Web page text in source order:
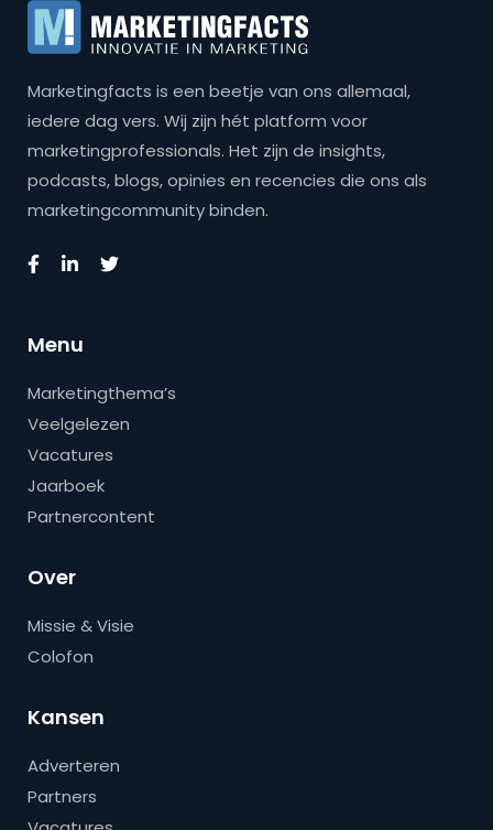
Marketingfacts is een beetje van ons allemaal,
iedere dag vers. Wij zijn hét platform voor
marketingprofessionals. Het zijn de insights,
podcasts, blogs, opinies en recencies die ons als
marketingcommunity binden.
Menu
Marketingthema’s
Veelgelezen
Vacatures
Jaarboek
Partnercontent
Over
Missie & Visie
Colofon
Kansen
Adverteren
Partners